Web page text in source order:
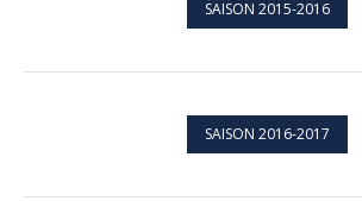
SAISON 2015-2016
SAISON 2016-2017